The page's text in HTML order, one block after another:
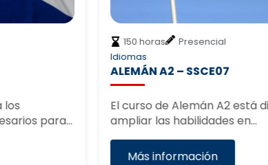
para…
150 horas
Presencial
Idiomas
ALEMÁN A2 – SSCE07
El curso de Alemán A2 está
ampliar las habilidades en…
Más información